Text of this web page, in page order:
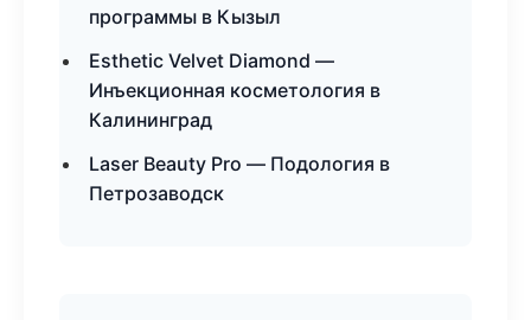
программы в Кызыл
Esthetic Velvet Diamond —
Инъекционная косметология в
Калининград
Laser Beauty Pro — Подология в
Петрозаводск